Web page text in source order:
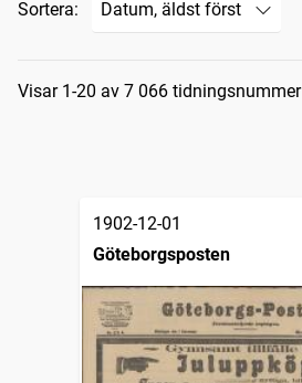
Sortera:
Sökresultat
Visar 1-20 av 7 066 tidningsnummer
1902-12-01
Göteborgsposten